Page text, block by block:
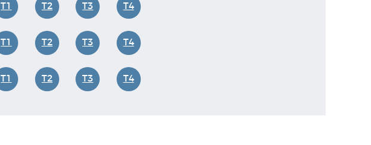
T1 T2 T3 T4
T1 T2 T3 T4
T1 T2 T3 T4